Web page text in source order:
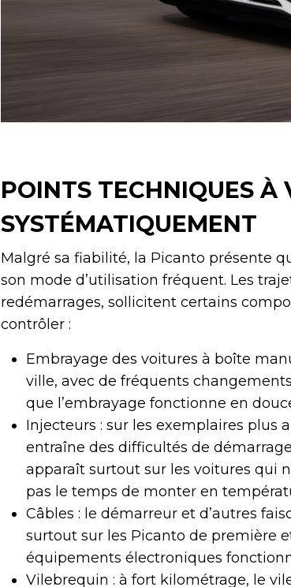
POINTS TECHNIQUES À
SYSTÉMATIQUEMENT
Malgré sa fiabilité, la Picanto présente
son mode d’utilisation fréquent. Les
redémarrages, sollicitent certains
contrôler :
Embrayage des voitures à boîte
ville, avec de fréquents
que l’embrayage fonctionne en
Injecteurs : sur les exemplaires plus
entraîne des difficultés de
apparaît surtout sur les voitures qui
pas le temps de monter en
Câbles : le démarreur et d’autres
surtout sur les Picanto de première
équipements électroniques
Vilebrequin : à fort kilométrage, le